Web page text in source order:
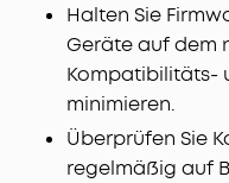
Halten Sie
Geräte auf dem
Kompatibilitäts-
minimieren.
Überprüfen Sie
regelmäßig auf